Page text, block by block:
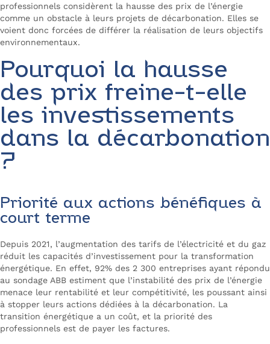
professionnels considèrent la hausse des prix de l’énergie
comme un obstacle à leurs projets de décarbonation. Elles se
voient donc forcées de différer la réalisation de leurs objectifs
environnementaux.
Pourquoi la hausse
des prix freine-t-elle
les investissements
dans la décarbonation
?
Priorité aux actions bénéfiques à
court terme
Depuis 2021, l’augmentation des tarifs de l’électricité et du gaz
réduit les capacités d’investissement pour la transformation
énergétique. En effet, 92% des 2 300 entreprises ayant répondu
au sondage ABB estiment que l’instabilité des prix de l’énergie
menace leur rentabilité et leur compétitivité, les poussant ainsi
à stopper leurs actions dédiées à la décarbonation. La
transition énergétique a un coût, et la priorité des
professionnels est de payer les factures.